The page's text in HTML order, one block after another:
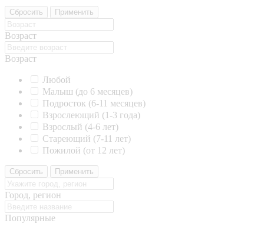
Сбросить Применить
Возраст
Возраст
Любой
Малыш (до 6 месяцев)
Подросток (6-11 месяцев)
Взрослеющий (1-3 года)
Взрослый (4-6 лет)
Стареющий (7-11 лет)
Пожилой (от 12 лет)
Сбросить Применить
Город, регион
Популярные